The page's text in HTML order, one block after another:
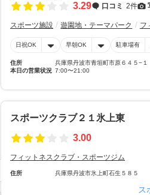
3.29 口コミ 2件
スポーツ施設 遊園地・テーマパーク フ
日祝OK 早朝OK 駐車場有
住所
兵庫県丹波市青垣町市原６４５−１
本日の営業状況 7:00〜21:00
スポーツクラブ２１氷上東
3.00
フィットネスクラブ・スポーツジム
住所 兵庫県丹波市氷上町石生５８５
ス